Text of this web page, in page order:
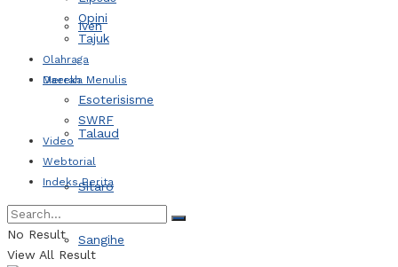
Iven
Daerah
Talaud
Sitaro
Sangihe
Opini
Tajuk
Olahraga
Mereka Menulis
Esoterisisme
SWRF
Video
Webtorial
Indeks Berita
No Result
View All Result